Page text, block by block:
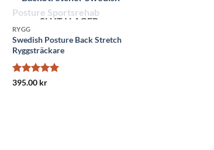
SLUT I LAGER
RYGG
Swedish Posture Back Stretch
Ryggsträckare
Betygsatt
395.00 kr